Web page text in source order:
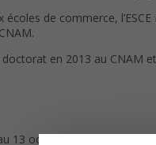
écoles de commerce,
en 2013 au CNAM
13 octobre 2024